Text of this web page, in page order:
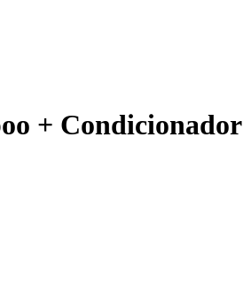
+ Condicionador